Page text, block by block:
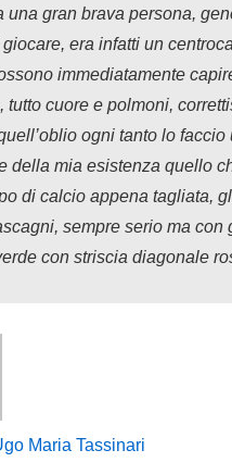
una gran brava persona,
era infatti un
immediatamente
tutto cuore e polmoni,
ogni tanto lo
della mia esistenza quello
di calcio appena tagliata,
sempre serio ma
con striscia diagonale
Maria Tassinari